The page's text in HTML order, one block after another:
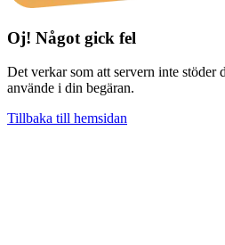
Oj! Något gick fel
Det verkar som att servern inte stöder
använde i din begäran.
Tillbaka till hemsidan